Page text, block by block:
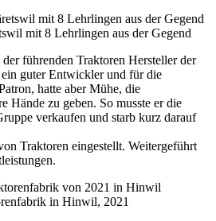
mit 8 Lehrlingen aus der Gegend
führenden Traktoren Hersteller der
guter Entwickler und für die
hatte aber Mühe, die
Hände zu geben. So musste er die
verkaufen und starb kurz darauf
Traktoren eingestellt. Weitergeführt
in Hinwil, 2021